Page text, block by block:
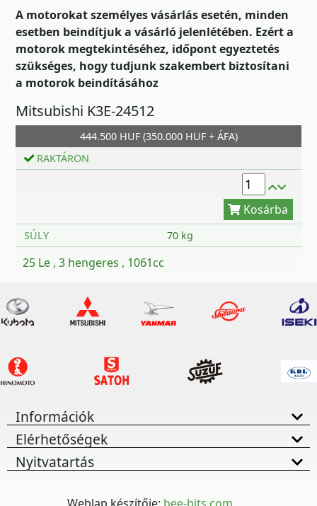
A motorokat személyes vásárlás esetén, minden
esetben beindítjuk a vásárló jelenlétében. Ezért a
motorok megtekintéséhez, időpont egyeztetés
szükséges, hogy tudjunk szakembert biztosítani
a motorok beindításához
Mitsubishi K3E-24512
444.500 HUF (350.000 HUF + ÁFA)
RAKTÁRON
Kosárba
SÚLY 70 kg
25 Le , 3 hengeres , 1061cc
Információk
Elérhetőségek
Nyitvatartás